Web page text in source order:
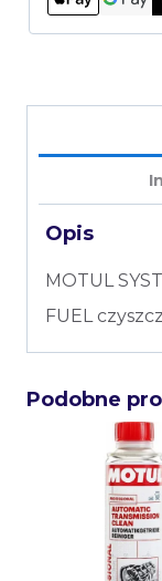
Opis
MOTUL
FUEL
Podobne